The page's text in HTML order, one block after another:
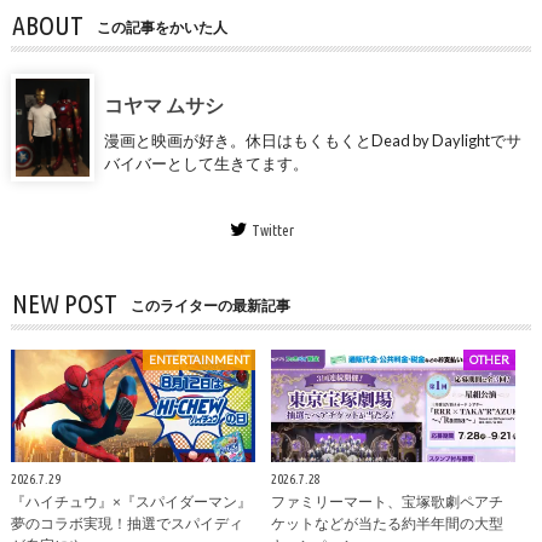
ABOUT この記事をかいた人
コヤマ ムサシ
漫画と映画が好き。休日はもくもくとDead by Daylightでサ
バイバーとして生きてます。
Twitter
NEW POST このライターの最新記事
ENTERTAINMENT
2026.7.29
『ハイチュウ』×『スパイダーマン』
夢のコラボ実現！抽選でスパイディ
OTHER
2026.7.28
ファミリーマート、宝塚歌劇ペアチ
ケットなどが当たる約半年間の大型